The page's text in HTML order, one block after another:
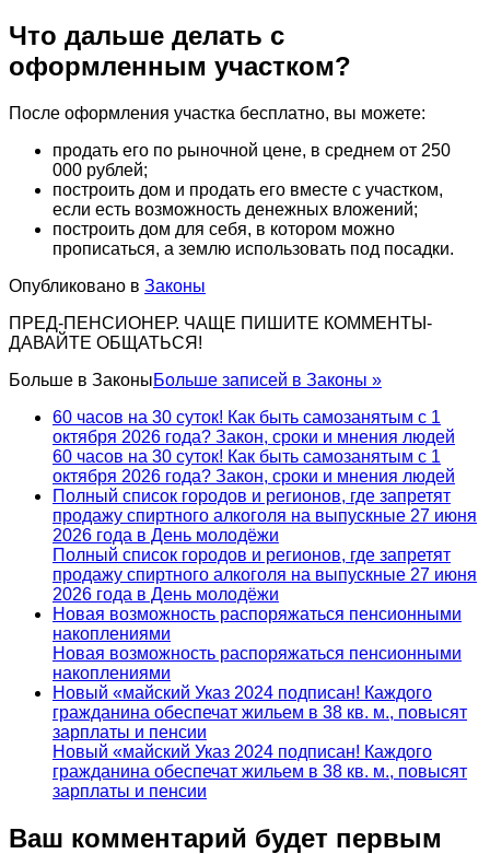
Что дальше делать с
оформленным участком?
После оформления участка бесплатно, вы можете:
продать его по рыночной цене, в среднем от 250
000 рублей;
построить дом и продать его вместе с участком,
если есть возможность денежных вложений;
построить дом для себя, в котором можно
прописаться, а землю использовать под посадки.
Опубликовано в Законы
ПРЕД-ПЕНСИОНЕР. ЧАЩЕ ПИШИТЕ КОММЕНТЫ-
ДАВАЙТЕ ОБЩАТЬСЯ!
Больше в ЗаконыБольше записей в Законы »
60 часов на 30 суток! Как быть самозанятым с 1
октября 2026 года? Закон, сроки и мнения людей
60 часов на 30 суток! Как быть самозанятым с 1
октября 2026 года? Закон, сроки и мнения людей
Полный список городов и регионов, где запретят
продажу спиртного алкоголя на выпускные 27 июня
2026 года в День молодёжи
Полный список городов и регионов, где запретят
продажу спиртного алкоголя на выпускные 27 июня
2026 года в День молодёжи
Новая возможность распоряжаться пенсионными
накоплениями
Новая возможность распоряжаться пенсионными
накоплениями
Новый «майский Указ 2024 подписан! Каждого
гражданина обеспечат жильем в 38 кв. м., повысят
зарплаты и пенсии
Новый «майский Указ 2024 подписан! Каждого
гражданина обеспечат жильем в 38 кв. м., повысят
зарплаты и пенсии
Ваш комментарий будет первым